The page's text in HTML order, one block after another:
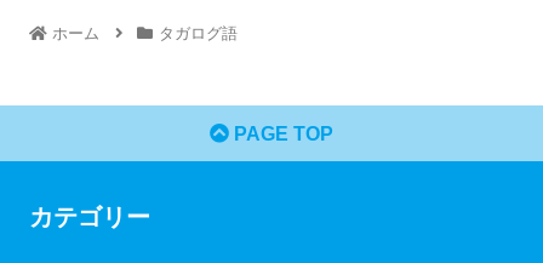
ホーム タガログ語
PAGE TOP
カテゴリー